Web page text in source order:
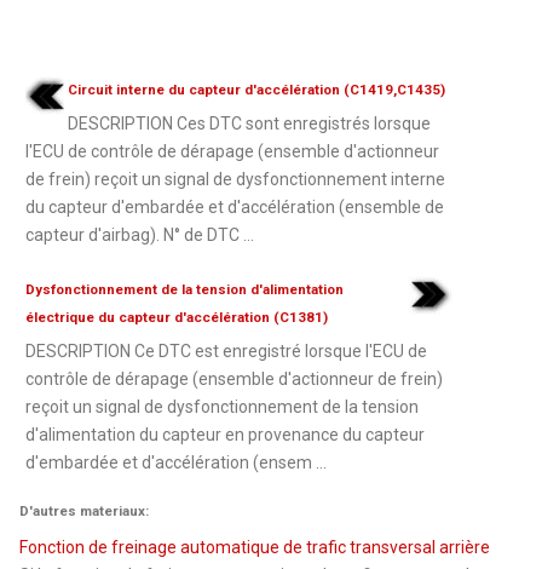
Circuit interne du capteur d'accélération (C1419,C1435)
DESCRIPTION Ces DTC sont enregistrés lorsque
l'ECU de contrôle de dérapage (ensemble d'actionneur
de frein) reçoit un signal de dysfonctionnement interne
du capteur d'embardée et d'accélération (ensemble de
capteur d'airbag). N° de DTC ...
Dysfonctionnement de la tension d'alimentation
électrique du capteur d'accélération (C1381)
DESCRIPTION Ce DTC est enregistré lorsque l'ECU de
contrôle de dérapage (ensemble d'actionneur de frein)
reçoit un signal de dysfonctionnement de la tension
d'alimentation du capteur en provenance du capteur
d'embardée et d'accélération (ensem ...
D'autres materiaux:
Fonction de freinage automatique de trafic transversal arrière